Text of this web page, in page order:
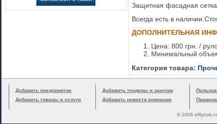
Защитная фасадная
Всегда есть в
ДОПОЛНИТЕЛЬНАЯ
Цена: 800 грн. /
Минимальный
Категория товара:
Добавить предприятие
Добавить товары и услуги
Добавить тендеры и закупки
Добавить новости компании
© 2006